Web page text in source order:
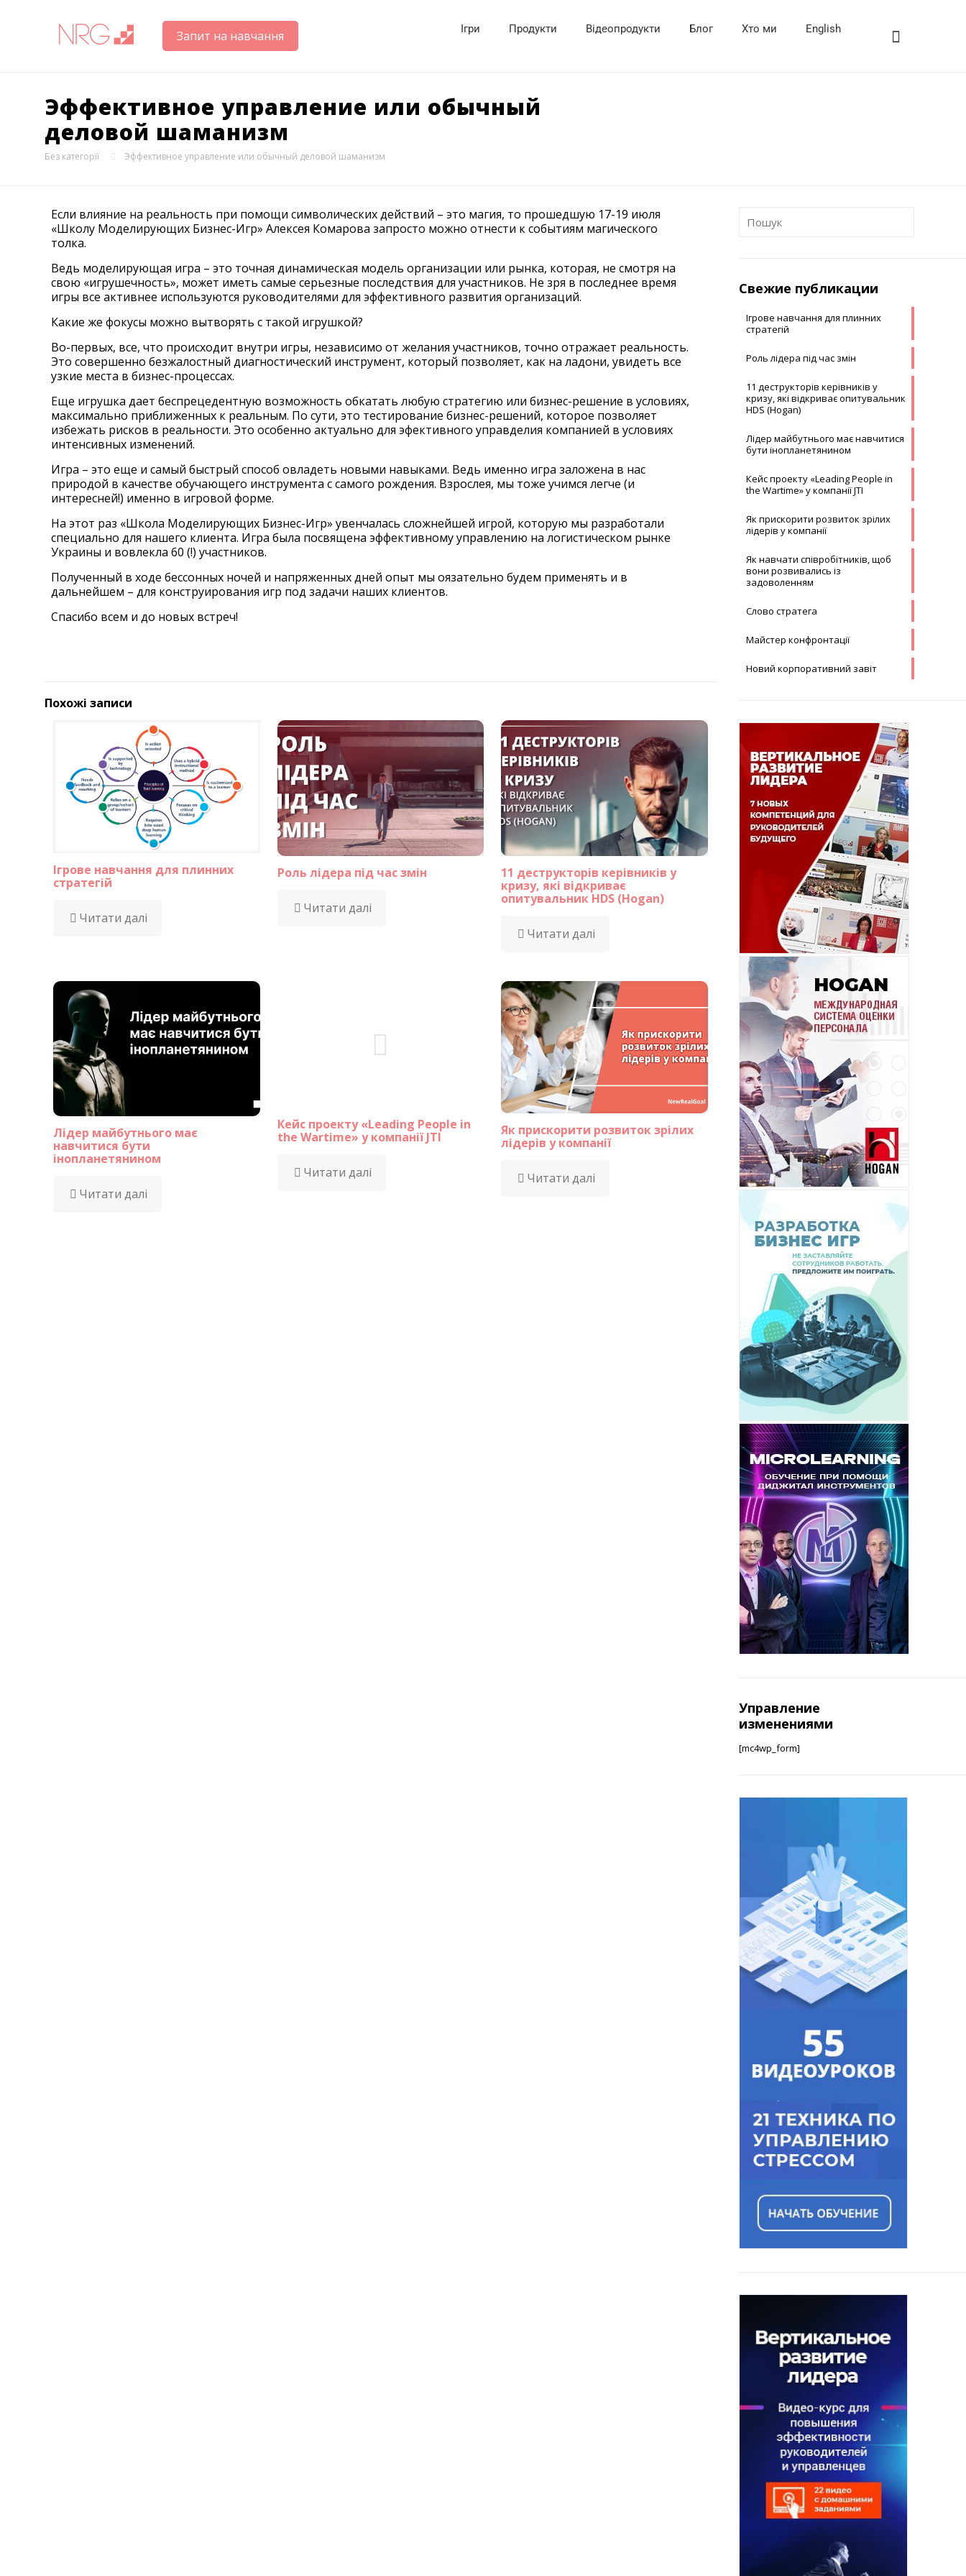
Запит на навчання Ігри Продукти Відеопродукти Блог Хто ми English
Эффективное управление или обычный
деловой шаманизм
Без категорії Эффективное управление или обычный деловой шаманизм
Если влияние на реальность при помощи символических действий – это магия, то прошедшую 17-19 июля
«Школу Моделирующих Бизнес-Игр» Алексея Комарова запросто можно отнести к событиям магического
толка.
Ведь моделирующая игра – это точная динамическая модель организации или рынка, которая, не смотря на
свою «игрушечность», может иметь самые серьезные последствия для участников. Не зря в последнее время
игры все активнее используются руководителями для эффективного развития организаций.
Какие же фокусы можно вытворять с такой игрушкой?
Во-первых, все, что происходит внутри игры, независимо от желания участников, точно отражает реальность.
Это совершенно безжалостный диагностический инструмент, который позволяет, как на ладони, увидеть все
узкие места в бизнес-процессах.
Еще игрушка дает беспрецедентную возможность обкатать любую стратегию или бизнес-решение в условиях,
максимально приближенных к реальным. По сути, это тестирование бизнес-решений, которое позволяет
избежать рисков в реальности. Это особенно актуально для эфективного управделия компанией в условиях
интенсивных изменений.
Игра – это еще и самый быстрый способ овладеть новыми навыками. Ведь именно игра заложена в нас
природой в качестве обучающего инструмента с самого рождения. Взрослея, мы тоже учимся легче (и
интересней!) именно в игровой форме.
На этот раз «Школа Моделирующих Бизнес-Игр» увенчалась сложнейшей игрой, которую мы разработали
специально для нашего клиента. Игра была посвящена эффективному управлению на логистическом рынке
Украины и вовлекла 60 (!) участников.
Полученный в ходе бессонных ночей и напряженных дней опыт мы оязательно будем применять и в
дальнейшем – для конструирования игр под задачи наших клиентов.
Спасибо всем и до новых встреч!
Похожі записи
Ігрове навчання для плинних
стратегій
Читати далі
Роль лідера під час змін
Читати далі
11 деструкторів керівників у
кризу, які відкриває
опитувальник HDS (Hogan)
Читати далі
Лідер майбутнього має
навчитися бути
інопланетянином
Читати далі
Кейс проекту «Leading People in
the Wartime» у компанії JTI
Читати далі
Як прискорити розвиток зрілих
лідерів у компанії
Читати далі
Свежие публикации
Ігрове навчання для плинних
стратегій
Роль лідера під час змін
11 деструкторів керівників у
кризу, які відкриває опитувальник
HDS (Hogan)
Лідер майбутнього має навчитися
бути інопланетянином
Кейс проекту «Leading People in
the Wartime» у компанії JTI
Як прискорити розвиток зрілих
лідерів у компанії
Як навчати співробітників, щоб
вони розвивались із
задоволенням
Слово стратега
Майстер конфронтації
Новий корпоративний завіт
Управление
изменениями
[mc4wp_form]